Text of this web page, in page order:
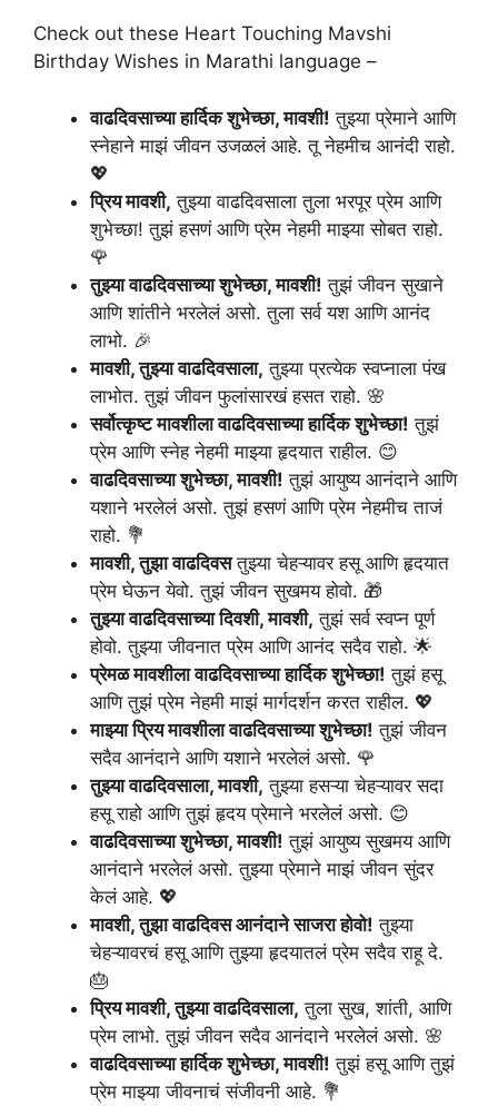
Check out these Heart Touching Mavshi
Birthday Wishes in Marathi language –
वाढदिवसाच्या हार्दिक शुभेच्छा, मावशी! तुझ्या प्रेमाने आणि
स्नेहाने माझं जीवन उजळलं आहे. तू नेहमीच आनंदी राहो.
💖
प्रिय मावशी, तुझ्या वाढदिवसाला तुला भरपूर प्रेम आणि
शुभेच्छा! तुझं हसणं आणि प्रेम नेहमी माझ्या सोबत राहो.
🌹
तुझ्या वाढदिवसाच्या शुभेच्छा, मावशी! तुझं जीवन सुखाने
आणि शांतीने भरलेलं असो. तुला सर्व यश आणि आनंद
लाभो. 🎉
मावशी, तुझ्या वाढदिवसाला, तुझ्या प्रत्येक स्वप्नाला पंख
लाभोत. तुझं जीवन फुलांसारखं हसत राहो. 🌸
सर्वोत्कृष्ट मावशीला वाढदिवसाच्या हार्दिक शुभेच्छा! तुझं
प्रेम आणि स्नेह नेहमी माझ्या हृदयात राहील. 😊
वाढदिवसाच्या शुभेच्छा, मावशी! तुझं आयुष्य आनंदाने आणि
यशाने भरलेलं असो. तुझं हसणं आणि प्रेम नेहमीच ताजं
राहो. 💐
मावशी, तुझा वाढदिवसतुझ्या चेहऱ्यावर हसू आणि हृदयात
प्रेम घेऊन येवो. तुझं जीवन सुखमय होवो. 🎁
तुझ्या वाढदिवसाच्या दिवशी, मावशी, तुझं सर्व स्वप्न पूर्ण
होवो. तुझ्या जीवनात प्रेम आणि आनंद सदैव राहो. 🌟
प्रेमळ मावशीला वाढदिवसाच्या हार्दिक शुभेच्छा! तुझं हसू
आणि तुझं प्रेम नेहमी माझं मार्गदर्शन करत राहील. 💖
माझ्या प्रिय मावशीला वाढदिवसाच्या शुभेच्छा! तुझं जीवन
सदैव आनंदाने आणि यशाने भरलेलं असो. 🌹
तुझ्या वाढदिवसाला, मावशी, तुझ्या हसऱ्या चेहऱ्यावर सदा
हसू राहो आणि तुझं हृदय प्रेमाने भरलेलं असो. 😊
वाढदिवसाच्या शुभेच्छा, मावशी! तुझं आयुष्य सुखमय आणि
आनंदाने भरलेलं असो. तुझ्या प्रेमाने माझं जीवन सुंदर
केलं आहे. 💖
मावशी, तुझा वाढदिवस आनंदाने साजरा होवो! तुझ्या
चेहऱ्यावरचं हसू आणि तुझ्या हृदयातलं प्रेम सदैव राहू दे.
🎂
प्रिय मावशी, तुझ्या वाढदिवसाला, तुला सुख, शांती, आणि
प्रेम लाभो. तुझं जीवन सदैव आनंदाने भरलेलं असो. 🌸
वाढदिवसाच्या हार्दिक शुभेच्छा, मावशी! तुझं हसू आणि तुझं
प्रेम माझ्या जीवनाचं संजीवनी आहे. 💐